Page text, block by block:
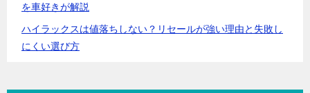
を車好きが解説
ハイラックスは値落ちしない？リセールが強い理由と失敗し
にくい選び方